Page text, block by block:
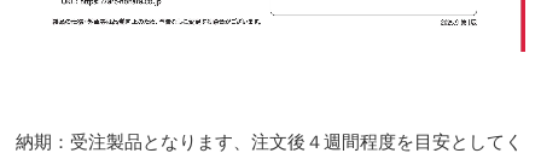
納期：受注製品となります、注文後４週間程度を目安としてく